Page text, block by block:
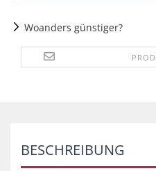
Woanders günstiger?
BESCHREIBUNG